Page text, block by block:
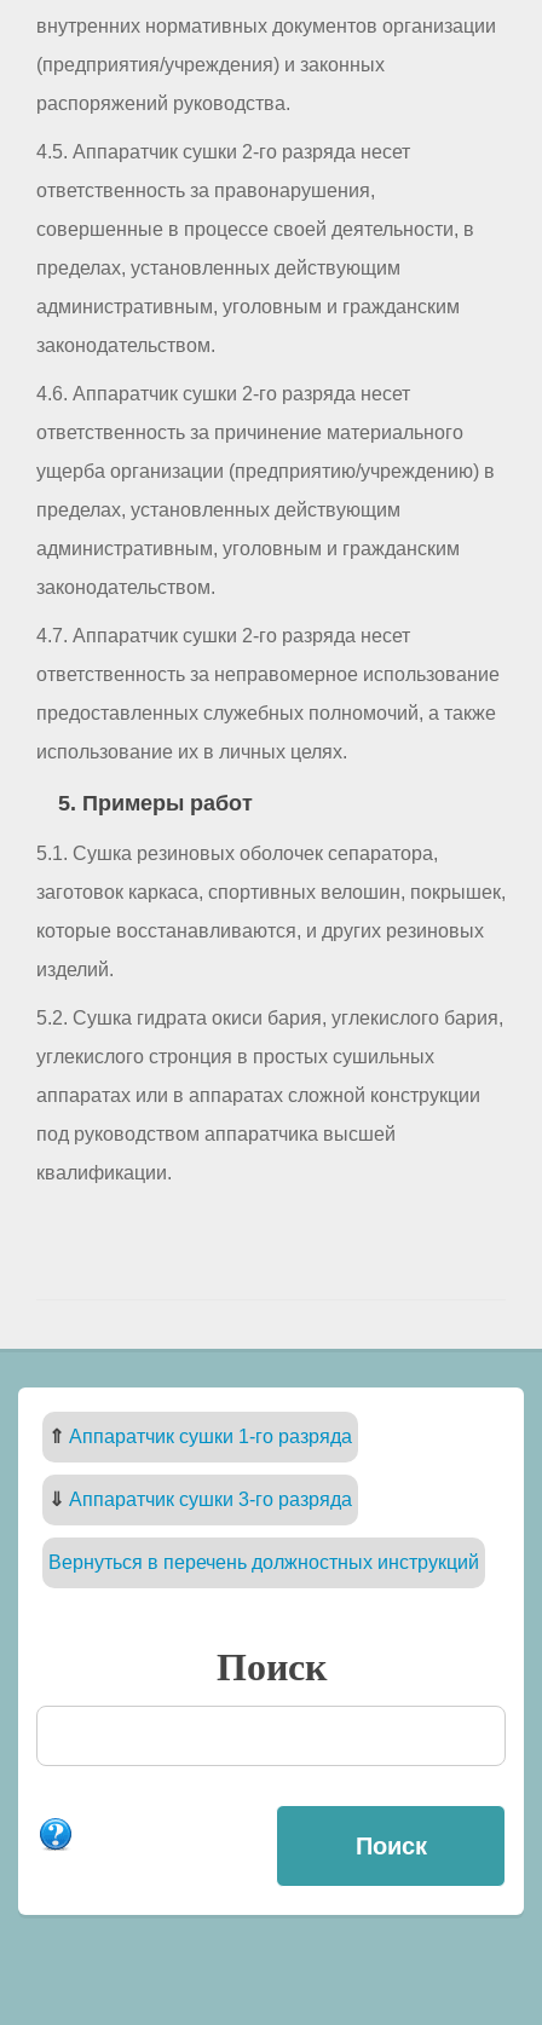
внутренних нормативных документов организации
(предприятия/учреждения) и законных
распоряжений руководства.
4.5. Аппаратчик сушки 2-го разряда несет
ответственность за правонарушения,
совершенные в процессе своей деятельности, в
пределах, установленных действующим
административным, уголовным и гражданским
законодательством.
4.6. Аппаратчик сушки 2-го разряда несет
ответственность за причинение материального
ущерба организации (предприятию/учреждению) в
пределах, установленных действующим
административным, уголовным и гражданским
законодательством.
4.7. Аппаратчик сушки 2-го разряда несет
ответственность за неправомерное использование
предоставленных служебных полномочий, а также
использование их в личных целях.
5. Примеры работ
5.1. Сушка резиновых оболочек сепаратора,
заготовок каркаса, спортивных велошин, покрышек,
которые восстанавливаются, и других резиновых
изделий.
5.2. Сушка гидрата окиси бария, углекислого бария,
углекислого стронция в простых сушильных
аппаратах или в аппаратах сложной конструкции
под руководством аппаратчика высшей
квалификации.
⇑ Аппаратчик сушки 1-го разряда
⇓ Аппаратчик сушки 3-го разряда
Вернуться в перечень должностных инструкций
Поиск